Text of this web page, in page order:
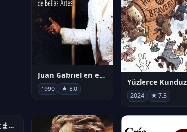
Juan Gabriel en el Palacio de Bellas Artes
1990 ★ 8.0
Yüzlerce Kunduz
2024 ★ 7.3
劇場版 魔法少女まどか☆マギカ[新編]叛逆の物語